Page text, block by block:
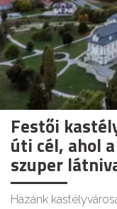
Festői
úti cél, ahol
szuper
Hazánk